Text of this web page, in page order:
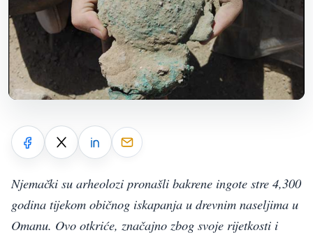
Njemački su arheolozi pronašli bakrene ingote stre 4,300
godina tijekom običnog iskapanja u drevnim naseljima u
Omanu. Ovo otkriće, značajno zbog svoje rijetkosti i